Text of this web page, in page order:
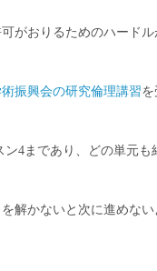
がおりるためのハード
術振興会の研究倫理講習
ン4まであり、どの単元も
解かないと次に進めない